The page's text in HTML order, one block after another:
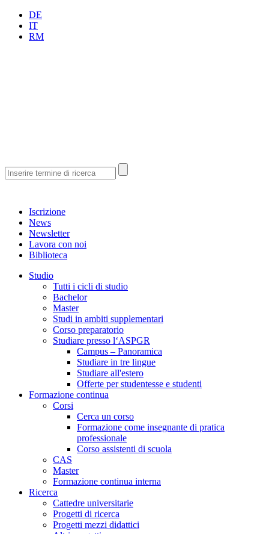
DE
IT
RM
Iscrizione
News
Newsletter
Lavora con noi
Biblioteca
Studio
Tutti i cicli di studio
Bachelor
Master
Studi in ambiti supplementari
Corso preparatorio
Studiare presso l‘ASPGR
Campus – Panoramica
Studiare in tre lingue
Studiare all'estero
Offerte per studentesse e studenti
Formazione continua
Corsi
Cerca un corso
Formazione come insegnante di pratica
professionale
Corso assistenti di scuola
CAS
Master
Formazione continua interna
Ricerca
Cattedre universitarie
Progetti di ricerca
Progetti mezzi didattici